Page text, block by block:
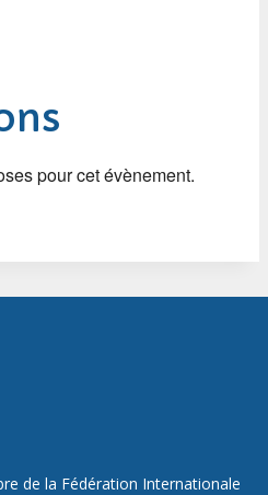
pour cet évènement.
de la Fédération Internationale